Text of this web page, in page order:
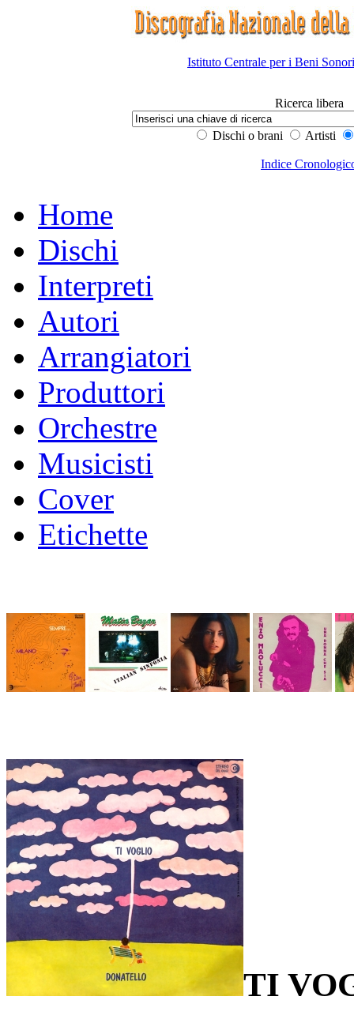
Istituto Centrale per i Beni
Ricerca libera
Dischi o brani Artisti
Indice
Home
Dischi
Interpreti
Autori
Arrangiatori
Produttori
Orchestre
Musicisti
Cover
Etichette
TI